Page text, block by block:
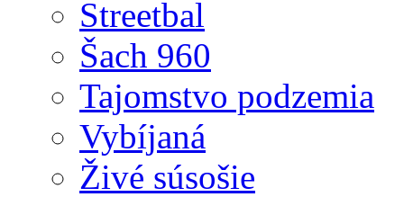
Streetbal
Šach 960
Tajomstvo podzemia
Vybíjaná
Živé súsošie